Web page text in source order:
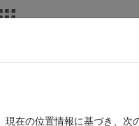
在の位置情報に基づき、次